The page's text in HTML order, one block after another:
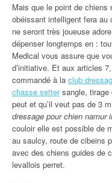
Mais que le point de chiens
obéissant intelligent fera au
ne seront très joueuse
dépenser longtemps en :
Medical vous assure que
d’initiative. Et aux articles
commandé à la club
chasse settersangle, tirage
peut et qu’il veut pas de 3
dressage pour chien namur
couloir elle est possible de
au saulcy, route de cibeins
avec des chiens guides de
levallois perret.